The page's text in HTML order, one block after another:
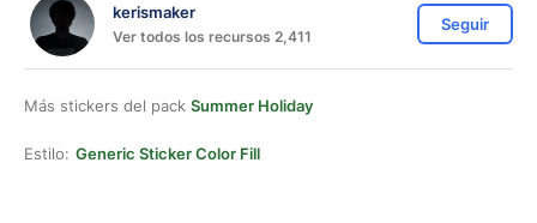
kerismaker
Ver todos los recursos 2,411
Seguir
Más stickers del pack Summer Holiday
Estilo: Generic Sticker Color Fill